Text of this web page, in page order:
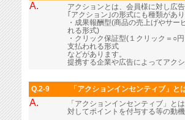
A.
アクションとは、会員様に対し広
｢アクション｣の形式にも種類があり
・成果報酬型(商品の売上げやサ
れる形式)
・クリック保証型(１クリック＝○
支払われる形式
などがあります。
提携する企業や広告によってアク
Q.2-9 「アクションインセンティブ」と
A.
「アクションインセンティブ」と
対してポイントを付与する等の動